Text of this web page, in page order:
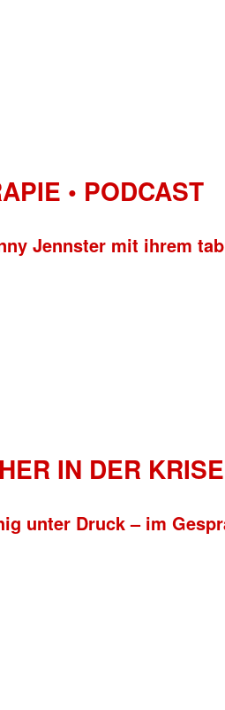
• PODCAST
Jennster mit ihrem
IN DER
unter Druck – im